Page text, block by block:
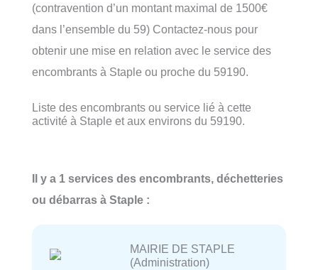
(contravention d’un montant maximal de 1500€
dans l’ensemble du 59) Contactez-nous pour
obtenir une mise en relation avec le service des
encombrants à Staple ou proche du 59190.
Liste des encombrants ou service lié à cette
activité à Staple et aux environs du 59190.
Il y a 1 services des encombrants, déchetteries
ou débarras à Staple :
MAIRIE DE STAPLE
(Administration)